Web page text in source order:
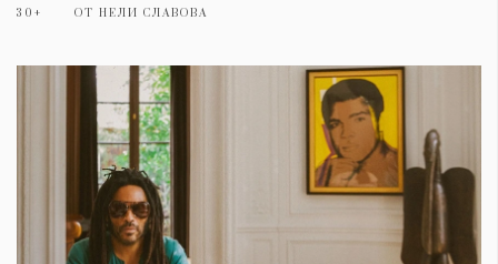
30+ ОТ НЕЛИ СЛАВОВА
КАТЕГОРИИ
Wine&Dine
Dialogue
Изкуство